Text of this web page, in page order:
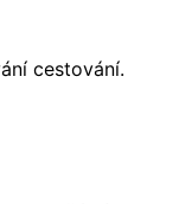
cestování.